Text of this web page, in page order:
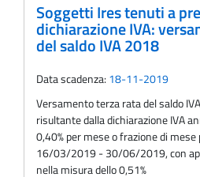
Soggetti Ires tenuti a
dichiarazione IVA:
del saldo IVA 2018
Data scadenza: 18-11-2019
Versamento terza rata del saldo
risultante dalla dichiarazione IVA
0,40% per mese o frazione di mese
16/03/2019 - 30/06/2019, con
nella misura dello 0,51%